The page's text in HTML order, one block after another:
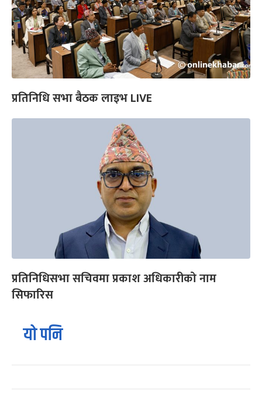
प्रतिनिधि सभा बैठक लाइभ LIVE
प्रतिनिधिसभा सचिवमा प्रकाश अधिकारीको नाम
सिफारिस
यो पनि